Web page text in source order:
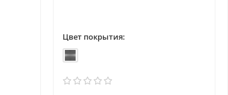
Цвет покрытия: